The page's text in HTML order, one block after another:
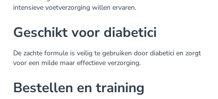
intensieve voetverzorging willen ervaren.
Geschikt voor diabetici
De zachte formule is veilig te gebruiken door diabetici en zorgt
voor een milde maar effectieve verzorging.
Bestellen en training